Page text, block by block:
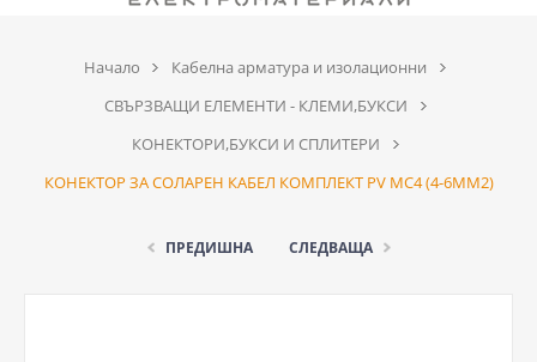
Начало
Кабелна арматура и изолационни
СВЪРЗВАЩИ ЕЛЕМЕНТИ - КЛЕМИ,БУКСИ
КОНЕКТОРИ,БУКСИ И СПЛИТЕРИ
КОНЕКТОР ЗА СОЛАРЕН КАБЕЛ КОМПЛЕКТ PV MC4 (4-6MM2)
ПРЕДИШНА СЛЕДВАЩА